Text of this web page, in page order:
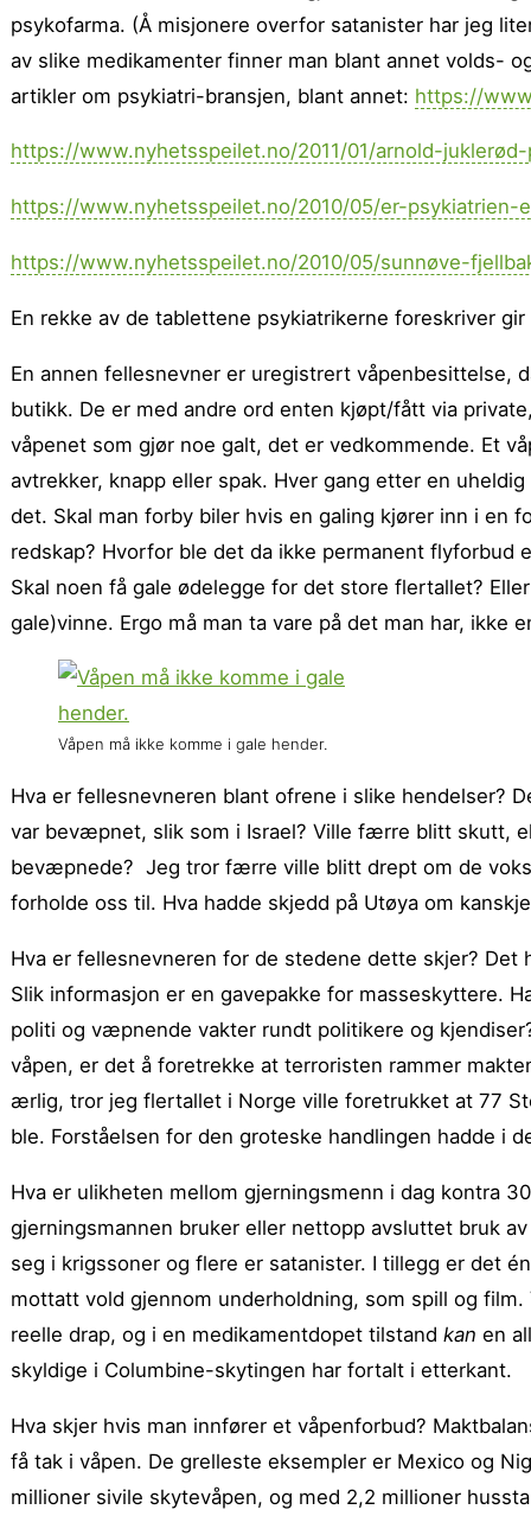
psykofarma. (Å misjonere overfor satanister har jeg
av slike medikamenter finner man blant annet volds-
artikler om psykiatri-bransjen, blant annet: https://
https://www.nyhetsspeilet.no/2011/01/arnold-
https://www.nyhetsspeilet.no/2010/05/er-psykiatrien-
https://www.nyhetsspeilet.no/2010/05/sunnøve-
En rekke av de tablettene psykiatrikerne foreskriver
En annen fellesnevner er uregistrert våpenbesittelse,
butikk. De er med andre ord enten kjøpt/fått via
våpenet som gjør noe galt, det er vedkommende. Et
avtrekker, knapp eller spak. Hver gang etter en
det. Skal man forby biler hvis en galing kjører inn i en
redskap? Hvorfor ble det da ikke permanent flyforbud
Skal noen få gale ødelegge for det store flertallet?
gale)vinne. Ergo må man ta vare på det man har, ikke
Våpen må ikke komme i gale hender.
Hva er fellesnevneren blant ofrene i slike hendelser?
var bevæpnet, slik som i Israel? Ville færre blitt skutt,
bevæpnede? Jeg tror færre ville blitt drept om de
forholde oss til. Hva hadde skjedd på Utøya om
Hva er fellesnevneren for de stedene dette skjer?
Slik informasjon er en gavepakke for masseskyttere.
politi og væpnende vakter rundt politikere og
våpen, er det å foretrekke at terroristen rammer
ærlig, tror jeg flertallet i Norge ville foretrukket at 77
ble. Forståelsen for den groteske handlingen hadde i
Hva er ulikheten mellom gjerningsmenn i dag kontra
gjerningsmannen bruker eller nettopp avsluttet bruk
seg i krigssoner og flere er satanister. I tillegg er det
mottatt vold gjennom underholdning, som spill og
reelle drap, og i en medikamentdopet tilstand kan en
skyldige i Columbine-skytingen har fortalt i etterkant.
Hva skjer hvis man innfører et våpenforbud?
få tak i våpen. De grelleste eksempler er Mexico og
millioner sivile skytevåpen, og med 2,2 millioner